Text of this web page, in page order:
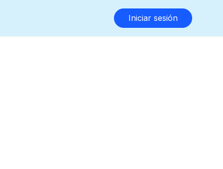
Iniciar sesión